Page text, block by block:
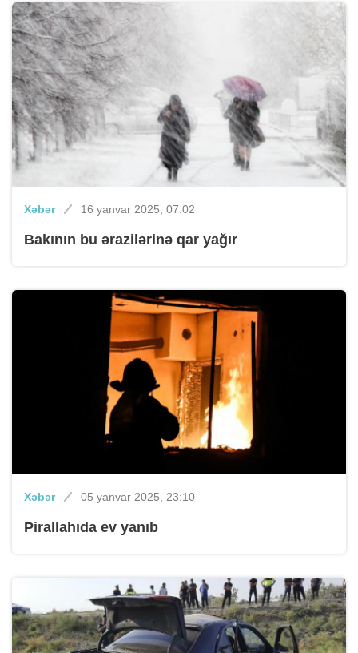
Xəbər 16 yanvar 2025, 07:02
Bakının bu ərazilərinə qar yağır
Xəbər 05 yanvar 2025, 23:10
Pirallahıda ev yanıb